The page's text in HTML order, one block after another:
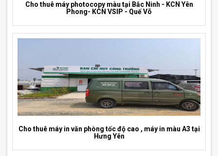
Cho thuê máy photocopy màu tại Bắc Ninh - KCN Yên
Phong- KCN VSIP - Quế Võ
Cho thuê máy in văn phòng tốc độ cao , máy in màu A3 tại
Hưng Yên